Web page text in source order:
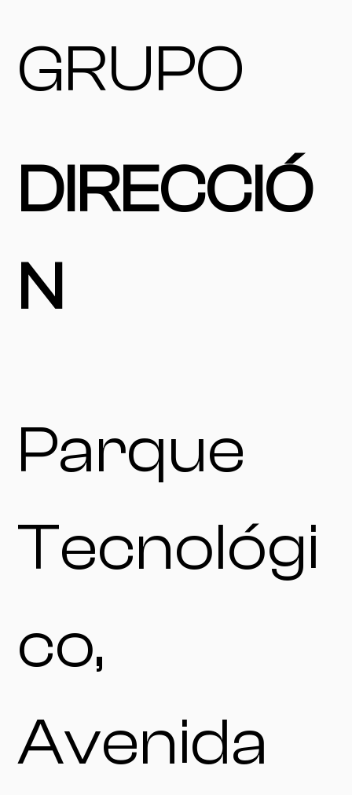
GRUPO
DIRECCIÓ
N
Parque
Tecnológi
co,
Avenida